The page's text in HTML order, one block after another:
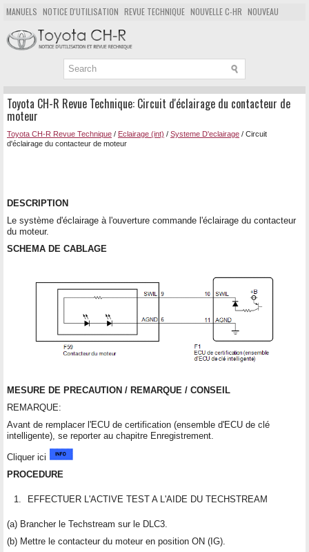
MANUELS NOTICE D'UTILISATION REVUE TECHNIQUE NOUVELLE C-HR NOUVEAU
POPULAIRE
PLAN DU SITE CHERCHER
Toyota CH-R Revue Technique: Circuit d'éclairage du contacteur de
moteur
Toyota CH-R Revue Technique / Eclairage (int) / Systeme D'eclairage / Circuit
d'éclairage du contacteur de moteur
DESCRIPTION
Le système d'éclairage à l'ouverture commande l'éclairage du contacteur
du moteur.
SCHEMA DE CABLAGE
MESURE DE PRECAUTION / REMARQUE / CONSEIL
REMARQUE:
Avant de remplacer l'ECU de certification (ensemble d'ECU de clé
intelligente), se reporter au chapitre Enregistrement.
Cliquer ici
PROCEDURE
1. EFFECTUER L'ACTIVE TEST A L'AIDE DU TECHSTREAM
(a) Brancher le Techstream sur le DLC3.
(b) Mettre le contacteur du moteur en position ON (IG).